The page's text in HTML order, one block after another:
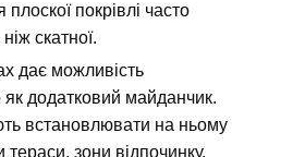
покрівлі часто
скатної.
дає можливість
як додатковий майданчик.
встановлювати на ньому
тераси, зони відпочинку,